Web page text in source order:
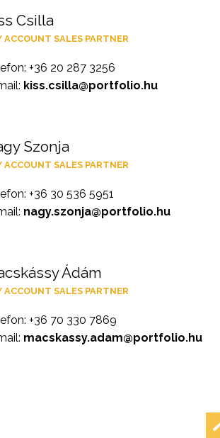
Csilla
ACCOUNT SALES PARTNER
+36 20 287 3256
kiss.csilla@portfolio.hu
Szonja
ACCOUNT SALES PARTNER
+36 30 536 5951
nagy.szonja@portfolio.hu
Ádám
ACCOUNT SALES PARTNER
+36 70 330 7869
macskassy.adam@portfolio.hu